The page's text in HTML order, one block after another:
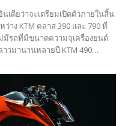
เดียว่าจะเตรียมเปิดตัวภายในสิ้น
าง KTM คลาส 390 และ 790 ที่
มีรถที่มีขนาดความจุเครื่องยนต์
วมานานหลายปี KTM 490…